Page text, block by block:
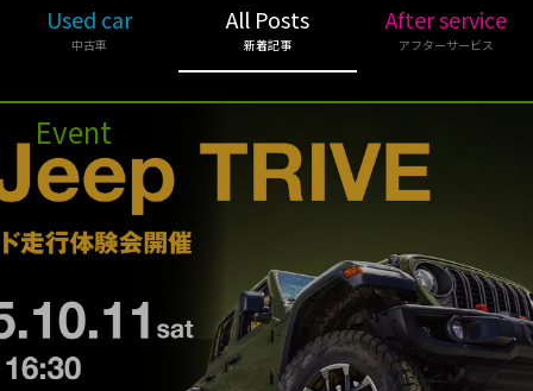
Used car
中古車
All Posts
新着記事
After service
アフターサービス
Event